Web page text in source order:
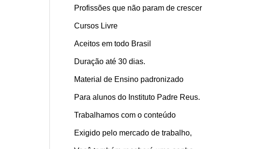
Profissões que não param de crescer
Cursos Livre
Aceitos em todo Brasil
Duração até 30 dias.
Material de Ensino padronizado
Para alunos do Instituto Padre Reus.
Trabalhamos com o conteúdo
Exigido pelo mercado de trabalho,